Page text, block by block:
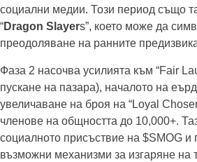
социални медии. Този период също
“Dragon Slayers”, което може да
преодоляване на ранните
Фаза 2 насочва усилията към “Fair
пускане на пазара), началото на
увеличаване на броя на “Loyal
членове на общността до 10,000+.
социалното присъствие на $SMOG и
възможни механизми за изгаряне на